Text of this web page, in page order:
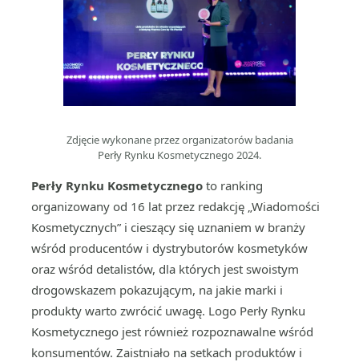
Zdjęcie wykonane przez organizatorów badania
Perły Rynku Kosmetycznego 2024.
Perły Rynku Kosmetycznego to ranking
organizowany od 16 lat przez redakcję „Wiadomości
Kosmetycznych” i cieszący się uznaniem w branży
wśród producentów i dystrybutorów kosmetyków
oraz wśród detalistów, dla których jest swoistym
drogowskazem pokazującym, na jakie marki i
produkty warto zwrócić uwagę. Logo Perły Rynku
Kosmetycznego jest również rozpoznawalne wśród
konsumentów. Zaistniało na setkach produktów i